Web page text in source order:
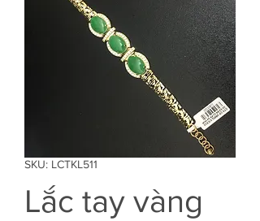
SKU: LCTKL511
Lắc tay vàng